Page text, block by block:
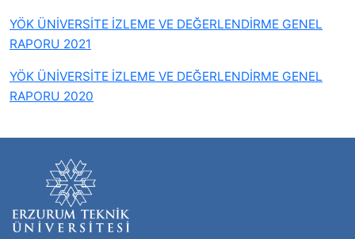
YÖK ÜNİVERSİTE İZLEME VE DEĞERLENDİRME GENEL
RAPORU 2021
YÖK ÜNİVERSİTE İZLEME VE DEĞERLENDİRME GENEL
RAPORU 2020